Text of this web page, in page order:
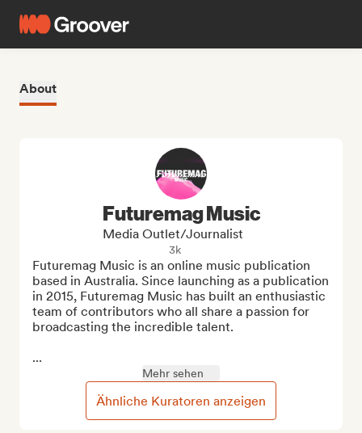
About
Futuremag Music
Media Outlet/Journalist
3k
Futuremag Music is an online music publication
based in Australia. Since launching as a publication
in 2015, Futuremag Music has built an enthusiastic
team of contributors who all share a passion for
broadcasting the incredible talent.
...
Mehr sehen
Ähnliche Kuratoren anzeigen